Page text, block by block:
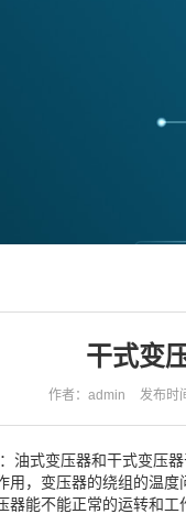
干式变
作者：admin 发布时
油式变压器和干式变压
用，变压器的绕组的温
器能不能正常的运转和